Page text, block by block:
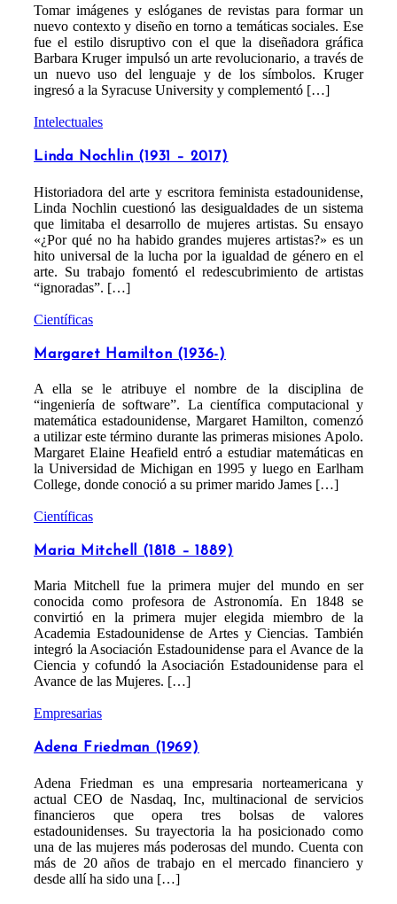
Tomar imágenes y eslóganes de revistas para formar un
nuevo contexto y diseño en torno a temáticas sociales. Ese
fue el estilo disruptivo con el que la diseñadora gráfica
Barbara Kruger impulsó un arte revolucionario, a través de
un nuevo uso del lenguaje y de los símbolos. Kruger
ingresó a la Syracuse University y complementó […]
Intelectuales
Linda Nochlin (1931 – 2017)
Historiadora del arte y escritora feminista estadounidense,
Linda Nochlin cuestionó las desigualdades de un sistema
que limitaba el desarrollo de mujeres artistas. Su ensayo
«¿Por qué no ha habido grandes mujeres artistas?» es un
hito universal de la lucha por la igualdad de género en el
arte. Su trabajo fomentó el redescubrimiento de artistas
“ignoradas”. […]
Científicas
Margaret Hamilton (1936-)
A ella se le atribuye el nombre de la disciplina de
“ingeniería de software”. La científica computacional y
matemática estadounidense, Margaret Hamilton, comenzó
a utilizar este término durante las primeras misiones Apolo.
Margaret Elaine Heafield entró a estudiar matemáticas en
la Universidad de Michigan en 1995 y luego en Earlham
College, donde conoció a su primer marido James […]
Científicas
Maria Mitchell (1818 – 1889)
Maria Mitchell fue la primera mujer del mundo en ser
conocida como profesora de Astronomía. En 1848 se
convirtió en la primera mujer elegida miembro de la
Academia Estadounidense de Artes y Ciencias. También
integró la Asociación Estadounidense para el Avance de la
Ciencia y cofundó la Asociación Estadounidense para el
Avance de las Mujeres. […]
Empresarias
Adena Friedman (1969)
Adena Friedman es una empresaria norteamericana y
actual CEO de Nasdaq, Inc, multinacional de servicios
financieros que opera tres bolsas de valores
estadounidenses. Su trayectoria la ha posicionado como
una de las mujeres más poderosas del mundo. Cuenta con
más de 20 años de trabajo en el mercado financiero y
desde allí ha sido una […]